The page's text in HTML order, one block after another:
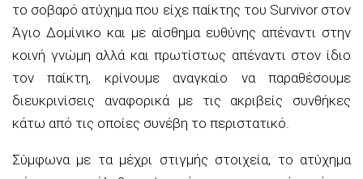
το σοβαρό ατύχημα που είχε παίκτης του Survivor στον
Άγιο Δομίνικο και με αίσθημα ευθύνης απέναντι στην
κοινή γνώμη αλλά και πρωτίστως απέναντι στον ίδιο
τον παίκτη, κρίνουμε αναγκαίο να παραθέσουμε
διευκρινίσεις αναφορικά με τις ακριβείς συνθήκες
κάτω από τις οποίες συνέβη το περιστατικό.
Σύμφωνα με τα μέχρι στιγμής στοιχεία, το ατύχημα